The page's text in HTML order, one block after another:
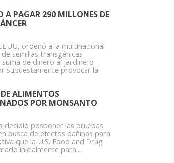
PAGAR 290 MILLONES DE
ordenó a la multinacional
semillas transgénicas
de dinero al jardinero
supuestamente provocar la
ALIMENTOS
POR MONSANTO
decidió posponer las pruebas
busca de efectos dañinos para
que la U.S. Food and Drug
inicialmente para...